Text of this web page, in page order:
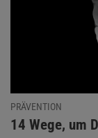
PRÄVENTION
:
14 Wege, um